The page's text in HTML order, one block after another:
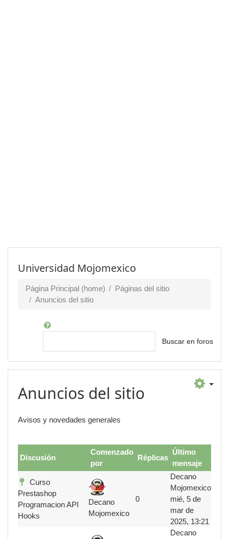
Universidad Mojomexico
Página Principal (home)
Páginas del sitio
Anuncios del sitio
Buscar en foros
Anuncios del sitio
Avisos y novedades generales
Discusión
Comenzado
por
Réplicas
Último
mensaje
Curso
Prestashop
Programacion API
Hooks
Decano
Mojomexico
0
Decano
Mojomexico
mié, 5 de
mar de
2025, 13:21
Decano